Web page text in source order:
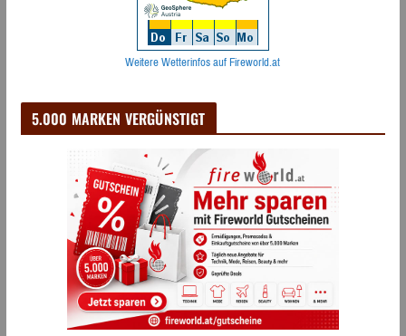
Weitere Wetterinfos auf Fireworld.at
5.000 MARKEN VERGÜNSTIGT